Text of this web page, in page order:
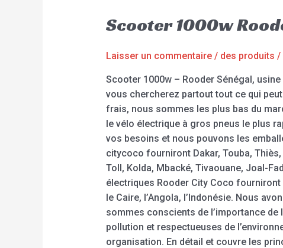
Scooter 1000w
Laisser un commentaire / des produits /
Scooter 1000w – Rooder Sénégal,
vous chercherez partout tout ce qui
frais, nous sommes les plus bas du
le vélo électrique à gros pneus le plus
vos besoins et nous pouvons les
citycoco fourniront Dakar, Touba,
Toll, Kolda, Mbacké, Tivaouane, Joal-
électriques Rooder City Coco fourniront
le Caire, l’Angola, l’Indonésie. Nous
sommes conscients de l’importance
pollution et respectueuses de
organisation. En détail et couvre les